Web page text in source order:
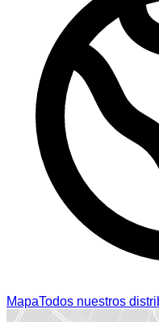
MapaTodos nuestros